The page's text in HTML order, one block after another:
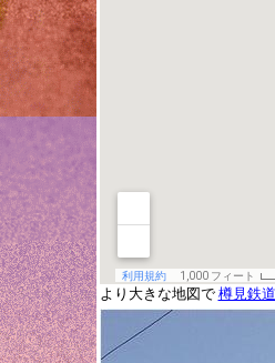
より大きな地図で 樽見鉄